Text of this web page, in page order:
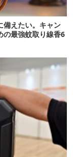
備えたい。キャン
の最強蚊取り線香6